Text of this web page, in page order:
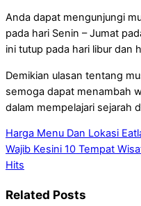
Anda dapat mengunjungi
pada hari Senin – Jumat
ini tutup pada hari libur dan
Demikian ulasan tentang
semoga dapat menambah
dalam mempelajari sejarah
Harga Menu Dan Lokasi
Wajib Kesini 10 Tempat
Hits
Related Posts